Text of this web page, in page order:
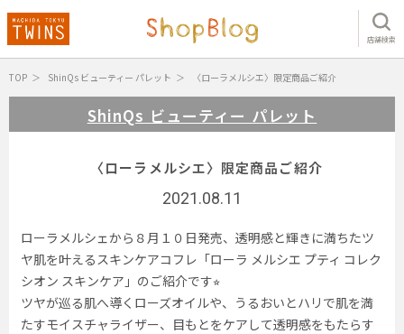
店舗検索
TOP ShinQs ビューティー パレット 〈ローラメルシエ〉限定商品ご紹介
ShinQs ビューティー パレット
〈ローラメルシエ〉限定商品ご紹介
2021.08.11
ローラメルシェから８月１０日発売、透明感と輝きに満ちたツ
ヤ肌を叶えるスキンケアコフレ「ローラ メルシエ プティ コレク
シオン スキンケア」のご紹介です⭐︎
ツヤが巡る肌へ導くローズオイルや、うるおいとハリで肌を満
たすモイスチャライザー、目もとをケアして透明感をもたらす